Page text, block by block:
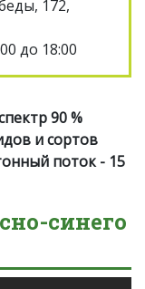
172,
до 18:00
90 %
и сортов
поток - 15
синего